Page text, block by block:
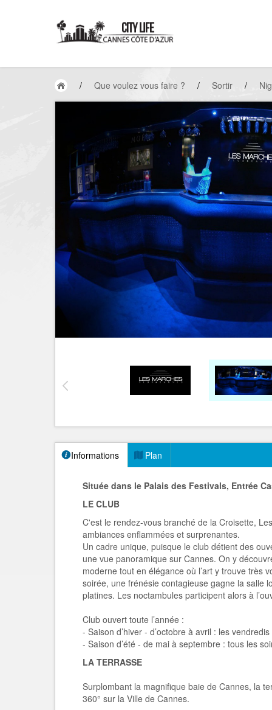
/ Que voulez vous faire ? / Sortir /
Informations Plan
Située dans le Palais des Festivals, Entrée
LE CLUB
C'est le rendez-vous branché de la Croisette,
ambiances enflammées et surprenantes.
Un cadre unique, puisque le club détient des
une vue panoramique sur Cannes. On y
moderne tout en élégance où l’art y trouve très
soirée, une frénésie contagieuse gagne la salle
platines. Les noctambules participent alors à
Club ouvert toute l’année :
- Saison d’hiver - d’octobre à avril : les
- Saison d’été - de mai à septembre : tous les
LA TERRASSE
Surplombant la magnifique baie de Cannes, la
360° sur la Ville de Cannes.